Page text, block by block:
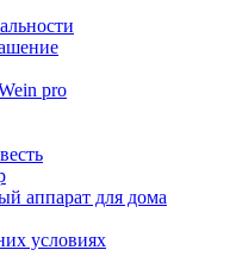
pro
аппарат для дома
условиях